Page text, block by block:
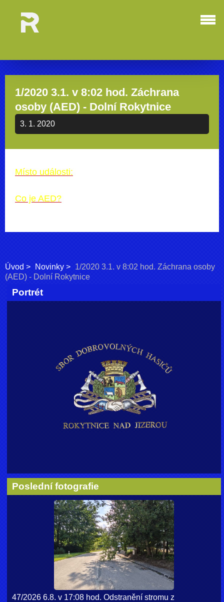
1/2020 3.1. v 8:02 hod. Záchrana
osoby (AED) - Dolní Rokytnice
3. 1. 2020
Místo události:
Co je AED?
Úvod Novinky
1/2020 3.1. v 8:02 hod. Záchrana osoby
(AED) - Dolní Rokytnice
Portrét
Poslední fotografie
47/2026 6.8. v 17:08 hod. Odstranění stromu z